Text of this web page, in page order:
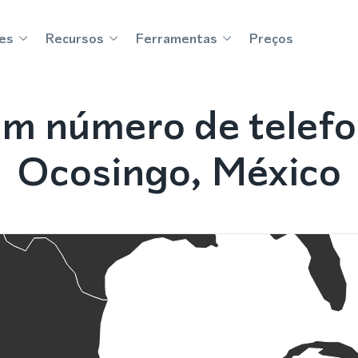
Recursos Ferramentas Preços
número de
Ocosingo, México